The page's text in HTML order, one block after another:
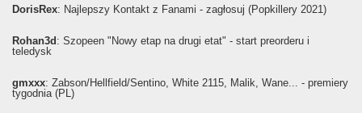
DorisRex: Najlepszy Kontakt z Fanami - zagłosuj (Popkillery 2021)
Rohan3d : Szopeen "Nowy etap na drugi etat" - start preorderu i
teledysk
gmxxx: Żabson/Hellfield/Sentino, White 2115, Malik, Wane... - premiery
tygodnia (PL)